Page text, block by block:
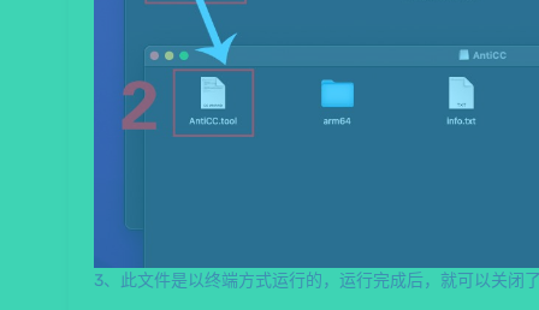
3、此文件是以终端方式运行的，运行完成后，就可以关闭